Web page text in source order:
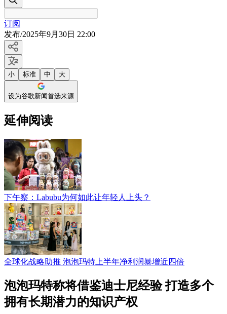
订阅
发布/2025年9月30日 22:00
小 标准 中 大
设为谷歌新闻首选来源
延伸阅读
下午察：Labubu为何如此让年轻人上头？
全球化战略助推 泡泡玛特上半年净利润暴增近四倍
泡泡玛特称将借鉴迪士尼经验 打造多个
拥有长期潜力的知识产权